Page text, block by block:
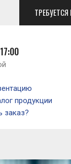
продукции
заказ?